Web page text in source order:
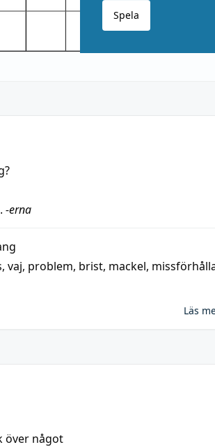
Spela
?
-erna
, vaj, problem, brist, mackel,
Läs
över något